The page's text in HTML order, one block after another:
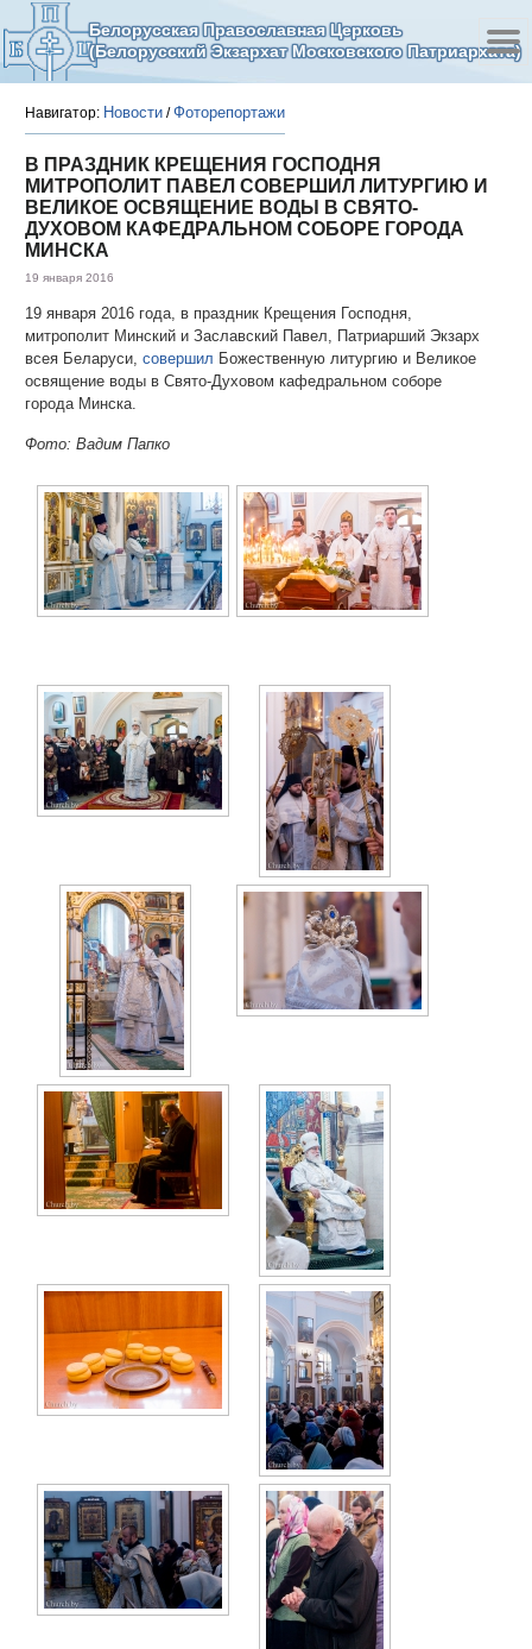
Белорусская Православная Церковь
(Белорусский Экзархат Московского Патриархата)
Навигатор: Новости /Фоторепортажи
В ПРАЗДНИК КРЕЩЕНИЯ ГОСПОДНЯ
МИТРОПОЛИТ ПАВЕЛ СОВЕРШИЛ ЛИТУРГИЮ И
ВЕЛИКОЕ ОСВЯЩЕНИЕ ВОДЫ В СВЯТО-
ДУХОВОМ КАФЕДРАЛЬНОМ СОБОРЕ ГОРОДА
МИНСКА
19 января 2016
19 января 2016 года, в праздник Крещения Господня,
митрополит Минский и Заславский Павел, Патриарший Экзарх
всея Беларуси, совершил Божественную литургию и Великое
освящение воды в Свято-Духовом кафедральном соборе
города Минска.
Фото: Вадим Папко